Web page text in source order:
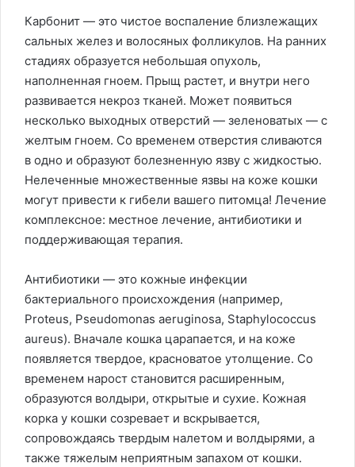
Карбонит — это чистое воспаление близлежащих
сальных желез и волосяных фолликулов. На ранних
стадиях образуется небольшая опухоль,
наполненная гноем. Прыщ растет, и внутри него
развивается некроз тканей. Может появиться
несколько выходных отверстий — зеленоватых — с
желтым гноем. Со временем отверстия сливаются
в одно и образуют болезненную язву с жидкостью.
Нелеченные множественные язвы на коже кошки
могут привести к гибели вашего питомца! Лечение
комплексное: местное лечение, антибиотики и
поддерживающая терапия.
Антибиотики — это кожные инфекции
бактериального происхождения (например,
Proteus, Pseudomonas aeruginosa, Staphylococcus
aureus). Вначале кошка царапается, и на коже
появляется твердое, красноватое утолщение. Со
временем нарост становится расширенным,
образуются волдыри, открытые и сухие. Кожная
корка у кошки созревает и вскрывается,
сопровождаясь твердым налетом и волдырями, а
также тяжелым неприятным запахом от кошки.